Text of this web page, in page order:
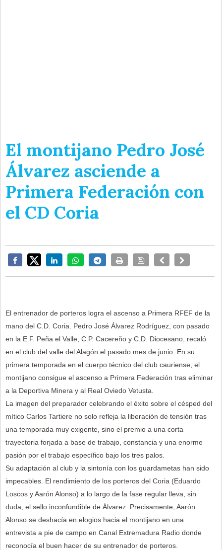
El montijano Pedro José
Álvarez asciende a
Primera Federación con
el CD Coria
El entrenador de porteros logra el ascenso a Primera RFEF de la
mano del C.D. Coria. Pedro José Álvarez Rodríguez, con pasado
en la E.F. Peña el Valle, C.P. Cacereño y C.D. Diocesano, recaló
en el club del valle del Alagón el pasado mes de junio. En su
primera temporada en el cuerpo técnico del club cauriense, el
montijano consigue el ascenso a Primera Federación tras eliminar
a la Deportiva Minera y al Real Oviedo Vetusta.
La imagen del preparador celebrando el éxito sobre el césped del
mítico Carlos Tartiere no solo refleja la liberación de tensión tras
una temporada muy exigente, sino el premio a una corta
trayectoria forjada a base de trabajo, constancia y una enorme
pasión por el trabajo específico bajo los tres palos.
Su adaptación al club y la sintonía con los guardametas han sido
impecables. El rendimiento de los porteros del Coria (Eduardo
Loscos y Aarón Alonso) a lo largo de la fase regular lleva, sin
duda, el sello inconfundible de Álvarez. Precisamente, Aarón
Alonso se deshacía en elogios hacia el montijano en una
entrevista a pie de campo en Canal Extremadura Radio donde
reconocía el buen hacer de su entrenador de porteros.